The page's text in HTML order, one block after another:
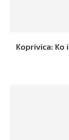
Koprivica: Ko